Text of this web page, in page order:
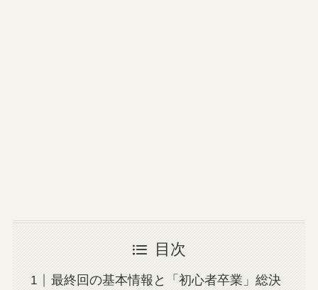
目次
最終回の基本情報と「初心者卒業」総決